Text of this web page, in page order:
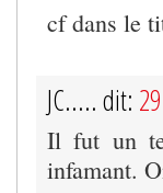
cf dans le
JC..... dit:
Il fut un
infamant.